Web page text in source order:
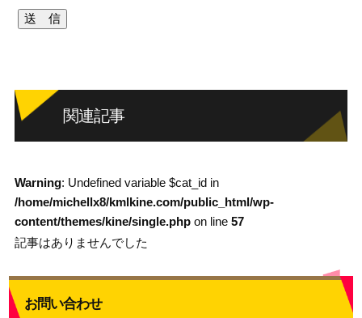
関連記事
Warning: Undefined variable $cat_id in
/home/michellx8/kmlkine.com/public_html/wp-
content/themes/kine/single.phpon line 57
記事はありませんでした
お問い合わせ